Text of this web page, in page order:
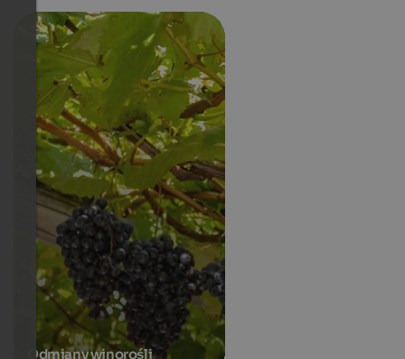
Odmiany winorośli